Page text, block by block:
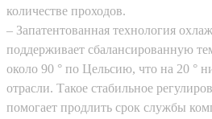
количестве проходов.
– Запатентованная технология
поддерживает сбалансированную
около 90 ° по Цельсию, что на 20 °
отрасли. Такое стабильное
помогает продлить срок службы